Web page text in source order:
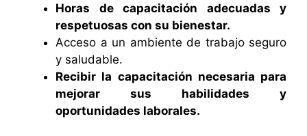
Horas de capacitación adecuadas y
respetuosas con su bienestar.
Acceso a un ambiente de trabajo seguro
y saludable.
Recibir la capacitación necesaria para
mejorar sus habilidades y
oportunidades laborales.